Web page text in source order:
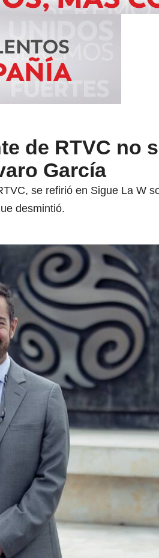
de RTVC no
García
se refirió en Sigue La W
desmintió.